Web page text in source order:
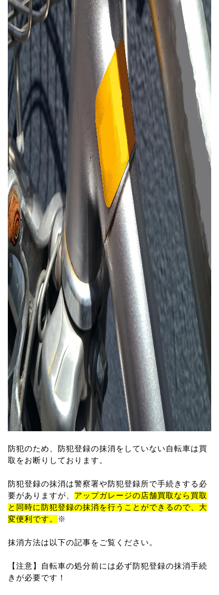
防犯のため、防犯登録の抹消をしていない自転車は買
取をお断りしております。
防犯登録の抹消は警察署や防犯登録所で手続きする必
要がありますが、 アップガレージの店舗買取なら買取
と同時に防犯登録の抹消を行うことができるので、大
変便利です。
※
抹消方法は以下の記事をご覧ください。
【注意】自転車の処分前には必ず防犯登録の抹消手続
きが必要です！